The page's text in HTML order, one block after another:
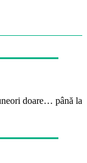
doare… până la